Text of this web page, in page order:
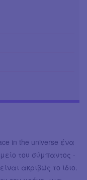
in the universe ένα
του σύμπαντος -
ακριβώς το ίδιο.